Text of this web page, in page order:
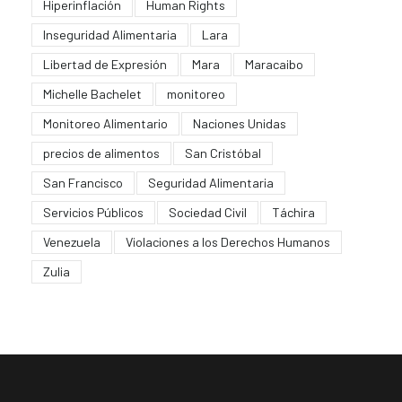
Hiperinflación
Human Rights
Inseguridad Alimentaria
Lara
Libertad de Expresión
Mara
Maracaibo
Michelle Bachelet
monitoreo
Monitoreo Alimentario
Naciones Unidas
precios de alimentos
San Cristóbal
San Francisco
Seguridad Alimentaria
Servicios Públicos
Sociedad Civil
Táchira
Venezuela
Violaciones a los Derechos Humanos
Zulia